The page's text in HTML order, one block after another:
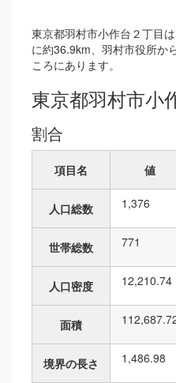
東京都羽村市小作台２丁目
に約36.9km、羽村市役所か
ころにあります。
東京都羽村市小
割合
項目名 値
人口総数 1,376
世帯総数 771
人口密度 12,210.74
面積
境界の長さ 1,486.98